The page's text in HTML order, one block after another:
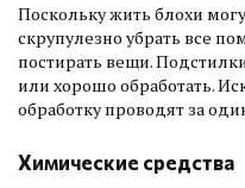
Поскольку жить блохи
скрупулезно убрать все
постирать вещи.
или хорошо обработать.
обработку проводят за
Химические средства